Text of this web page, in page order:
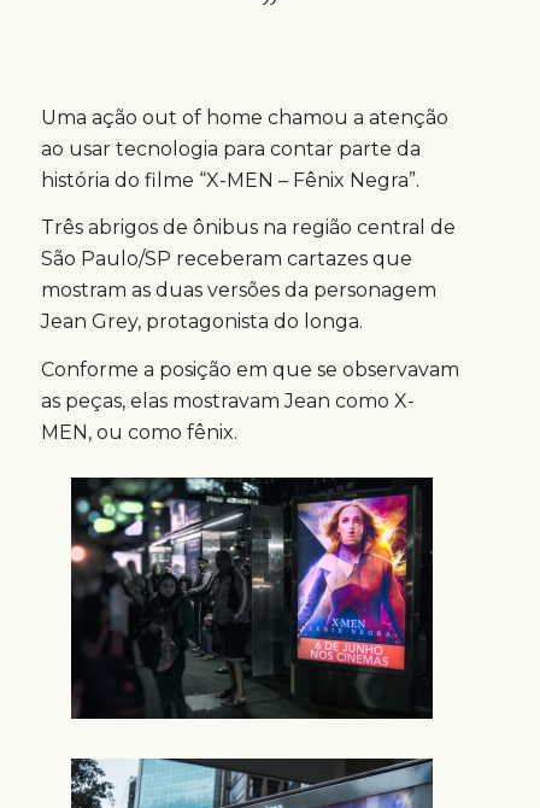
Uma ação out of home chamou a atenção
ao usar tecnologia para contar parte da
história do filme “X-MEN – Fênix Negra”.
Três abrigos de ônibus na região central de
São Paulo/SP receberam cartazes que
mostram as duas versões da personagem
Jean Grey, protagonista do longa.
Conforme a posição em que se observavam
as peças, elas mostravam Jean como X-
MEN, ou como fênix.